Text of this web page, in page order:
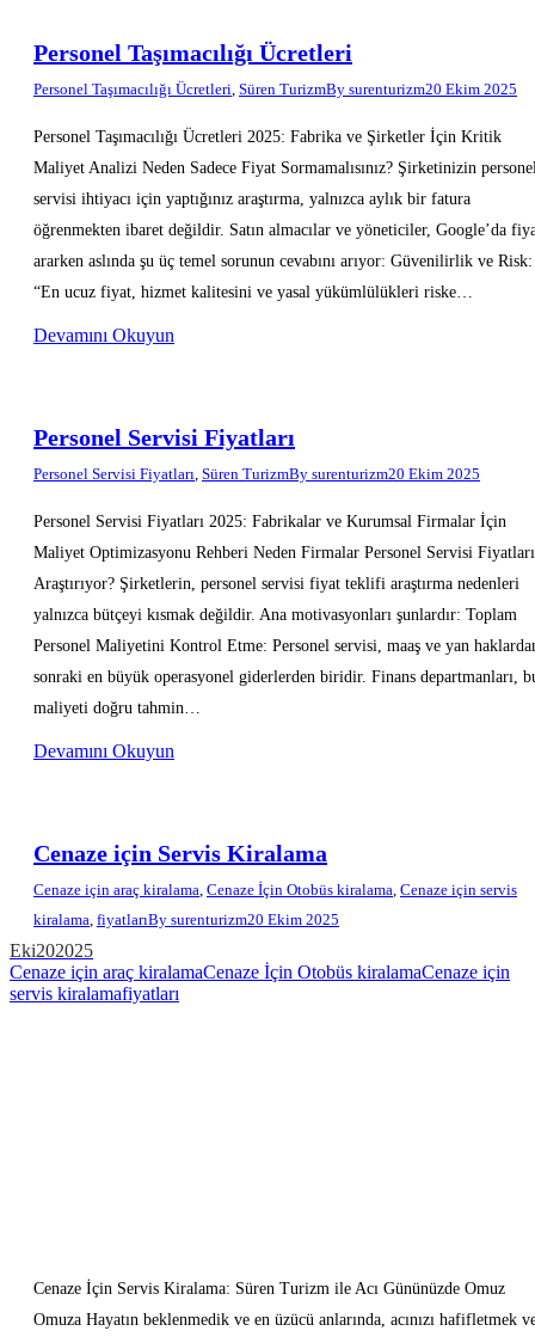
Personel Taşımacılığı Ücretleri
Personel Taşımacılığı Ücretleri, Süren TurizmBy surenturizm20 Ekim 2025
Personel Taşımacılığı Ücretleri 2025: Fabrika ve Şirketler İçin Kritik
Maliyet Analizi Neden Sadece Fiyat Sormamalısınız? Şirketinizin
servisi ihtiyacı için yaptığınız araştırma, yalnızca aylık bir fatura
öğrenmekten ibaret değildir. Satın almacılar ve yöneticiler, Google’da
ararken aslında şu üç temel sorunun cevabını arıyor: Güvenilirlik ve Risk:
“En ucuz fiyat, hizmet kalitesini ve yasal yükümlülükleri riske…
Devamını Okuyun
Personel Servisi Fiyatları
Personel Servisi Fiyatları, Süren TurizmBy surenturizm20 Ekim 2025
Personel Servisi Fiyatları 2025: Fabrikalar ve Kurumsal Firmalar İçin
Maliyet Optimizasyonu Rehberi Neden Firmalar Personel Servisi
Araştırıyor? Şirketlerin, personel servisi fiyat teklifi araştırma nedenleri
yalnızca bütçeyi kısmak değildir. Ana motivasyonları şunlardır: Toplam
Personel Maliyetini Kontrol Etme: Personel servisi, maaş ve yan
sonraki en büyük operasyonel giderlerden biridir. Finans departmanları,
maliyeti doğru tahmin…
Devamını Okuyun
Cenaze için Servis Kiralama
Cenaze için araç kiralama, Cenaze İçin Otobüs kiralama, Cenaze için servis
kiralama, fiyatlarıBy surenturizm20 Ekim 2025
Eki202025
Cenaze için araç kiralamaCenaze İçin Otobüs kiralamaCenaze için
servis kiralamafiyatları
Cenaze İçin Servis Kiralama: Süren Turizm ile Acı Gününüzde Omuz
Omuza Hayatın beklenmedik ve en üzücü anlarında, acınızı hafifletmek